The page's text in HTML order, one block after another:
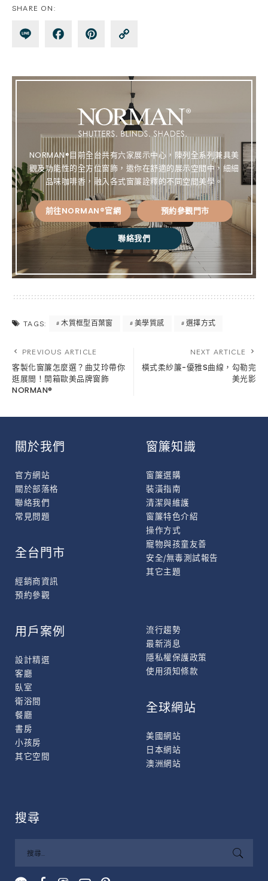
SHARE ON:
Lin Fa
ok
Pin
st k
NORMAN®目前全台共有六家展示中心，陳列全系列兼具美
觀及功能性的全方位窗飾，邀你在舒適的展示空間中，細細
品味咖啡香，融入各式窗簾詮釋的不同空間美學。
前往NORMAN®官網 預約參觀門市
聯絡我們
TAGS: 木質框型百葉窗 美學質感 選擇方式
PREVIOUS ARTICLE
客製化窗簾怎麼選？曲艾玲帶你
逛展間！開箱歐美品牌窗飾
NORMAN®
NEXT ARTICLE
橫式柔紗簾-優雅S曲線，勾勒完
美光影
關於我們
官方網站
關於部落格
聯絡我們
常見問題
窗簾知識
窗簾選購
裝潢指南
清潔與維護
窗簾特色介紹
操作方式
寵物與孩童友善
安全/無毒測試報告
其它主題
全台門市
經銷商資訊
預約參觀
用戶案例
設計精選
客廳
臥室
衛浴間
餐廳
書房
小孩房
其它空間
流行趨勢
最新消息
隱私權保護政策
使用須知條款
全球網站
美國網站
日本網站
澳洲網站
搜尋